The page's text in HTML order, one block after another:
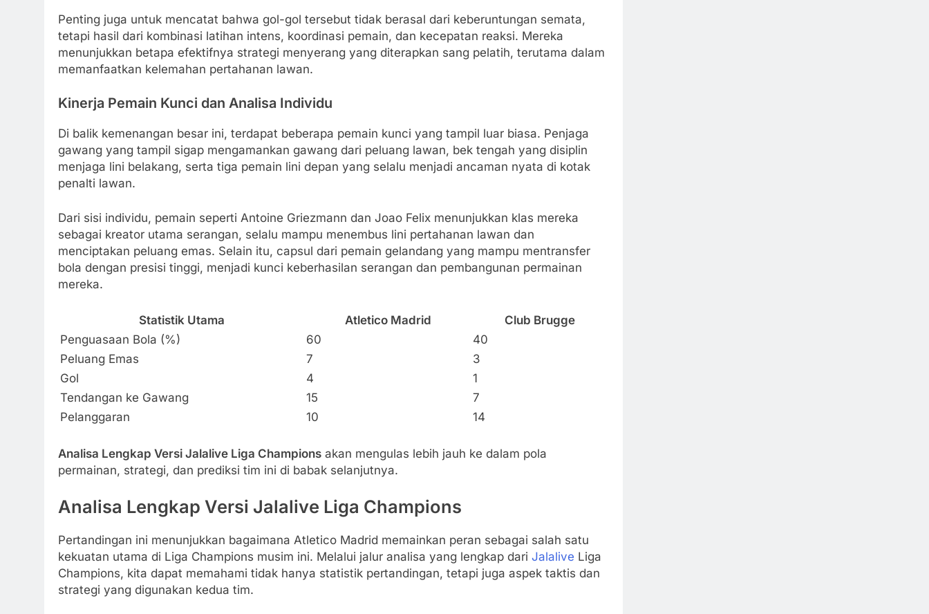
Penting juga untuk mencatat bahwa gol-gol tersebut tidak berasal dari keberuntungan semata,
tetapi hasil dari kombinasi latihan intens, koordinasi pemain, dan kecepatan reaksi. Mereka
menunjukkan betapa efektifnya strategi menyerang yang diterapkan sang pelatih, terutama dalam
memanfaatkan kelemahan pertahanan lawan.
Kinerja Pemain Kunci dan Analisa Individu
Di balik kemenangan besar ini, terdapat beberapa pemain kunci yang tampil luar biasa. Penjaga
gawang yang tampil sigap mengamankan gawang dari peluang lawan, bek tengah yang disiplin
menjaga lini belakang, serta tiga pemain lini depan yang selalu menjadi ancaman nyata di kotak
penalti lawan.
Dari sisi individu, pemain seperti Antoine Griezmann dan Joao Felix menunjukkan klas mereka
sebagai kreator utama serangan, selalu mampu menembus lini pertahanan lawan dan
menciptakan peluang emas. Selain itu, capsul dari pemain gelandang yang mampu mentransfer
bola dengan presisi tinggi, menjadi kunci keberhasilan serangan dan pembangunan permainan
mereka.
Statistik Utama Atletico Madrid
Club Brugge
Penguasaan Bola (%)
60
40
Peluang Emas
7
3
Gol
4
1
Tendangan ke Gawang
15
7
Pelanggaran
10 14
Analisa Lengkap Versi Jalalive Liga Champions akan mengulas lebih jauh ke dalam pola
permainan, strategi, dan prediksi tim ini di babak selanjutnya.
Analisa Lengkap Versi Jalalive Liga Champions
Pertandingan ini menunjukkan bagaimana Atletico Madrid memainkan peran sebagai salah satu
kekuatan utama di Liga Champions musim ini. Melalui jalur analisa yang lengkap dari Jalalive Liga
Champions, kita dapat memahami tidak hanya statistik pertandingan, tetapi juga aspek taktis dan
strategi yang digunakan kedua tim.